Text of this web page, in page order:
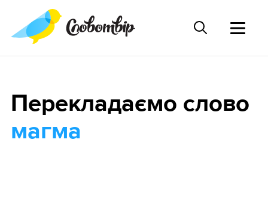
Перекладаємо слово
магма